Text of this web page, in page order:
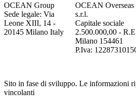
OCEAN Group
Sede legale: Via
Leone XIII, 14 -
20145 Milano Italy
OCEAN Overseas
s.r.l.
Capitale sociale
2.500.000,00 -
Milano 154461
P.Iva:
Sito in fase di sviluppo. Le informazioni
vincolanti